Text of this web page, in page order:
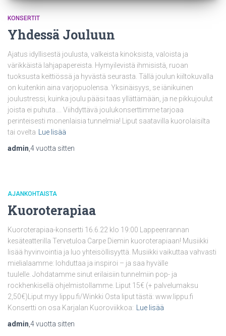
KONSERTIT
Yhdessä Jouluun
Ajatus idyllisestä joulusta, valkeista kinoksista, valoista ja
värikkäistä lahjapapereista. Hymyilevistä ihmisistä, ruoan
tuoksusta keittiössä ja hyvästä seurasta. Tällä joulun kiiltokuvalla
on kuitenkin aina varjopuolensa. Yksinäisyys, se iänikuinen
joulustressi, kuinka joulu pääsi taas yllättämään, ja ne pikkujoulut
joista ei puhuta…. Viihdyttävä joulukonserttimme tarjoaa
perinteisesti monenlaisia tunnelmia! Liput saatavilla kuorolaisilta
tai ovelta Lue lisää
admin 4 vuotta sitten
AJANKOHTAISTA
Kuoroterapiaa
Kuoroterapiaa-konsertti 16.6.22 klo 19:00 Lappeenrannan
kesäteatterilla Tervetuloa Carpe Diemin kuoroterapiaan! Musiikki
lisää hyvinvointia ja luo yhteisöllisyyttä. Musiikki vaikuttaa vahvasti
mielialaamme: lohduttaa ja inspiroi – ja saa hyvälle
tuulelle. Johdatamme sinut erilaisiin tunnelmiin pop- ja
rockhenkisellä ohjelmistollamme. Liput 15€ (+ palvelumaksu
2,50€)Liput myy lippu.fi/Winkki Osta liput tästä: www.lippu.fi
Konsertti on osa Karjalan Kuoroviikkoa: Lue lisää
admin 4 vuotta sitten